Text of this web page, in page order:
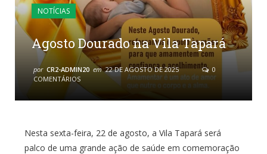
NOTÍCIAS
Agosto Dourado na Vila Tapará
por CR2-ADMIN20 em 22 DE AGOSTO DE 2025
0
COMENTÁRIOS
Nesta sexta-feira, 22 de agosto, a Vila Tapará será
palco de uma grande ação de saúde em comemoração